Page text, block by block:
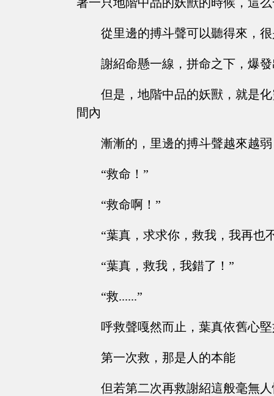
從里邊的搏斗聲可以聽得來，
謝紹命懸一線，拼命之下，爆
但是，地階中品的妖獸，就是
間內
漸漸的，里邊的搏斗聲越來越
“救命！”
“救命啊！”
“葉真，求求你，救我，我再也
“葉真，救我，我錯了！”
“救......”
呼救聲嘎然而止，葉真依舊心
第一次救，那是人的本能
但若第二次再救謝紹這般毫無